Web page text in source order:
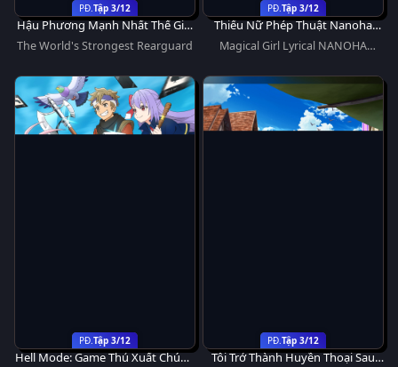
Tập 3/12
Hậu Phương Mạnh Nhất Thế Giới
– Nhà Khai Phá Tân Binh Của
The World's Strongest Rearguard
Tập 3/12
Thiếu Nữ Phép Thuật Nanoha
EXCEEDS
Magical Girl Lyrical NANOHA
Tập 3/12
Hell Mode: Game Thủ Xuất Chúng
Tập 3/12
Tôi Trở Thành Huyền Thoại Sau